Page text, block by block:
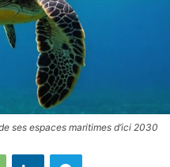
ses espaces maritimes d’ici 2030